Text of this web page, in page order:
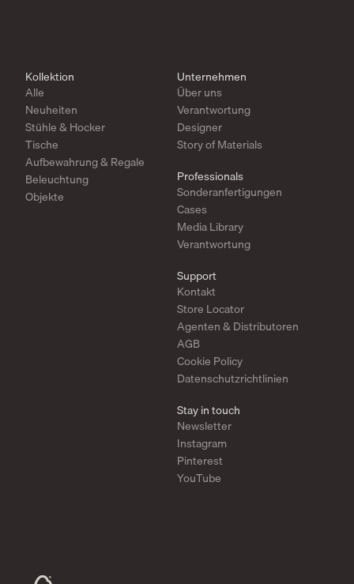
Kollektion
Alle
Neuheiten
Stühle & Hocker
Tische
Aufbewahrung & Regale
Beleuchtung
Objekte
Unternehmen
Über uns
Verantwortung
Designer
Story of Materials
Professionals
Sonderanfertigungen
Cases
Media Library
Verantwortung
Support
Kontakt
Store Locator
Agenten & Distributoren
AGB
Cookie Policy
Datenschutzrichtlinien
Stay in touch
Newsletter
Instagram
Pinterest
YouTube